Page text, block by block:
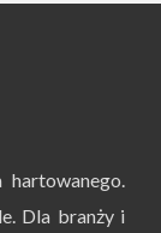
Dla branży i